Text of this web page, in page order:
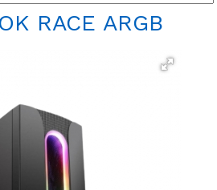
RACE ARGB